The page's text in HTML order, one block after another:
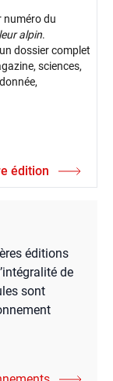
numéro du
alpin.
dossier complet
sciences,
édition
éditions
de
sont